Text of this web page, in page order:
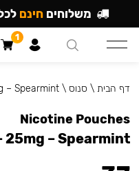
דף הבית \ סנוס \
– Spearmint
Nicotine Pouches
25mg – Spearmint
משלוחים חינם
1